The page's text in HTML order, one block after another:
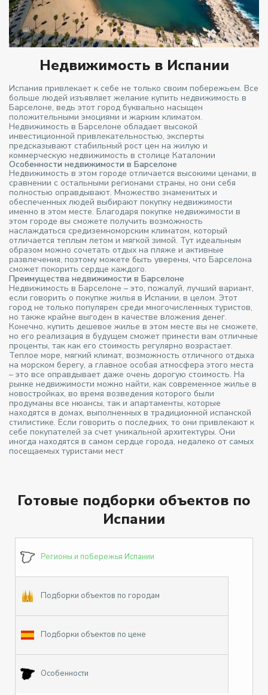
Недвижимость в Испании
Испания привлекает к себе не только своим побережьем. Все
больше людей изъявляет желание купить недвижимость в
Барселоне, ведь этот город буквально насыщен
положительными эмоциями и жарким климатом.
Недвижимость в Барселоне обладает высокой
инвестиционной привлекательностью, эксперты
предсказывают стабильный рост цен на жилую и
коммерческую недвижимость в столице Каталонии
Особенности недвижимости в Барселоне
Недвижимость в этом городе отличается высокими ценами, в
сравнении с остальными регионами страны, но они себя
полностью оправдывают. Множество знаменитых и
обеспеченных людей выбирают покупку недвижимости
именно в этом месте. Благодаря покупке недвижимости в
этом городе вы сможете получить возможность
наслаждаться средиземноморским климатом, который
отличается теплым летом и мягкой зимой. Тут идеальным
образом можно сочетать отдых на пляже и активные
развлечения, поэтому можете быть уверены, что Барселона
сможет покорить сердце каждого.
Преимущества недвижимости в Барселоне
Недвижимость в Барселоне – это, пожалуй, лучший вариант,
если говорить о покупке жилья в Испании, в целом. Этот
город не только популярен среди многочисленных туристов,
но также крайне выгоден в качестве вложения денег.
Конечно, купить дешевое жилье в этом месте вы не сможете,
но его реализация в будущем сможет принести вам отличные
проценты, так как его стоимость регулярно возрастает.
Теплое море, мягкий климат, возможность отличного отдыха
на морском берегу, а главное особая атмосфера этого места
– это все оправдывает даже очень дорогую стоимость. На
рынке недвижимости можно найти, как современное жилье в
новостройках, во время возведения которого были
продуманы все нюансы, так и апартаменты, которые
находятся в домах, выполненных в традиционной испанской
стилистике. Если говорить о последних, то они привлекают к
себе покупателей за счет уникальной архитектуры. Они
иногда находятся в самом сердце города, недалеко от самых
посещаемых туристами мест
Готовые подборки объектов по
Испании
Регионы и побережья Испании
Подборки объектов по городам
Подборки объектов по цене
Особенности